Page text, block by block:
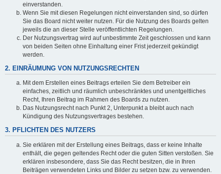
einverstanden.
Wenn Sie mit diesen Regelungen nicht einverstanden sind, so dürfen
Sie das Board nicht weiter nutzen. Für die Nutzung des Boards gelten
jeweils die an dieser Stelle veröffentlichten Regelungen.
Der Nutzungsvertrag wird auf unbestimmte Zeit geschlossen und kann
von beiden Seiten ohne Einhaltung einer Frist jederzeit gekündigt
werden.
2. EINRÄUMUNG VON NUTZUNGSRECHTEN
Mit dem Erstellen eines Beitrags erteilen Sie dem Betreiber ein
einfaches, zeitlich und räumlich unbeschränktes und unentgeltliches
Recht, Ihren Beitrag im Rahmen des Boards zu nutzen.
Das Nutzungsrecht nach Punkt 2, Unterpunkt a bleibt auch nach
Kündigung des Nutzungsvertrages bestehen.
3. PFLICHTEN DES NUTZERS
Sie erklären mit der Erstellung eines Beitrags, dass er keine Inhalte
enthält, die gegen geltendes Recht oder die guten Sitten verstoßen. Sie
erklären insbesondere, dass Sie das Recht besitzen, die in Ihren
Beiträgen verwendeten Links und Bilder zu setzen bzw. zu verwenden.